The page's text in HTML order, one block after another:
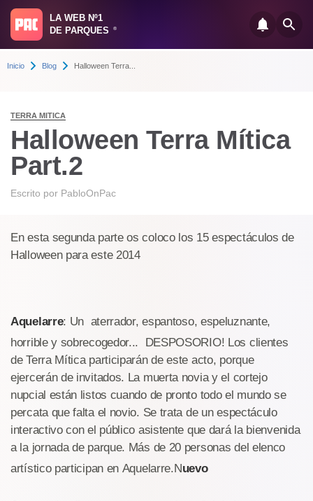
LA WEB Nº1
DE PARQUES
®
Inicio Blog Halloween Terra...
TERRA MITICA
Halloween Terra Mítica
Part.2
Escrito por PabloOnPac
En esta segunda parte os coloco los 15 espectáculos de
Halloween para este 2014
Aquelarre: Un aterrador, espantoso, espeluznante,
horrible y sobrecogedor... DESPOSORIO! Los clientes
de Terra Mítica participarán de este acto, porque
ejercerán de invitados. La muerta novia y el cortejo
nupcial están listos cuando de pronto todo el mundo se
percata que falta el novio. Se trata de un espectáculo
interactivo con el público asistente que dará la bienvenida
a la jornada de parque. Más de 20 personas del elenco
artístico participan en Aquelarre.Nuevo